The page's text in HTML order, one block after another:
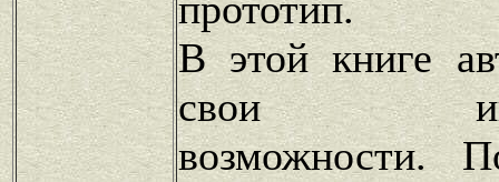
В этой книге
свои
возможности.